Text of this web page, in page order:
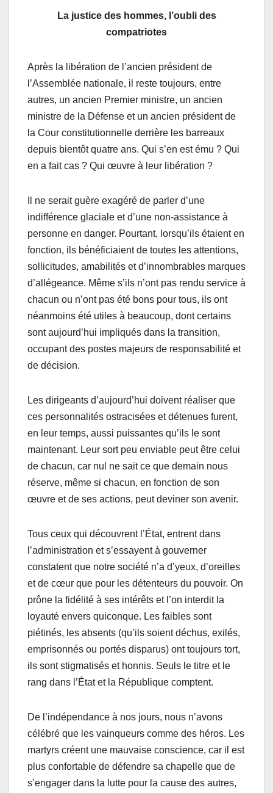
La justice des hommes, l’oubli des
compatriotes
Après la libération de l’ancien président de
l’Assemblée nationale, il reste toujours, entre
autres, un ancien Premier ministre, un ancien
ministre de la Défense et un ancien président de
la Cour constitutionnelle derrière les barreaux
depuis bientôt quatre ans. Qui s’en est ému ? Qui
en a fait cas ? Qui œuvre à leur libération ?
Il ne serait guère exagéré de parler d’une
indifférence glaciale et d’une non-assistance à
personne en danger. Pourtant, lorsqu’ils étaient en
fonction, ils bénéficiaient de toutes les attentions,
sollicitudes, amabilités et d’innombrables marques
d’allégeance. Même s’ils n’ont pas rendu service à
chacun ou n’ont pas été bons pour tous, ils ont
néanmoins été utiles à beaucoup, dont certains
sont aujourd’hui impliqués dans la transition,
occupant des postes majeurs de responsabilité et
de décision.
Les dirigeants d’aujourd’hui doivent réaliser que
ces personnalités ostracisées et détenues furent,
en leur temps, aussi puissantes qu’ils le sont
maintenant. Leur sort peu enviable peut être celui
de chacun, car nul ne sait ce que demain nous
réserve, même si chacun, en fonction de son
œuvre et de ses actions, peut deviner son avenir.
Tous ceux qui découvrent l’État, entrent dans
l’administration et s’essayent à gouverner
constatent que notre société n’a d’yeux, d’oreilles
et de cœur que pour les détenteurs du pouvoir. On
prône la fidélité à ses intérêts et l’on interdit la
loyauté envers quiconque. Les faibles sont
piétinés, les absents (qu’ils soient déchus, exilés,
emprisonnés ou portés disparus) ont toujours tort,
ils sont stigmatisés et honnis. Seuls le titre et le
rang dans l’État et la République comptent.
De l’indépendance à nos jours, nous n’avons
célébré que les vainqueurs comme des héros. Les
martyrs créent une mauvaise conscience, car il est
plus confortable de défendre sa chapelle que de
s’engager dans la lutte pour la cause des autres,